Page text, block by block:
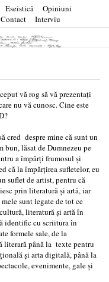
Eseistică
Opiniuni
Contact Interviu
vă rog să vă prezentați
nu vă cunosc. Cine este
cred despre mine că sunt un
bun, lăsat de Dumnezeu pe
a împărți frumosul și
că la împărțirea sufletelor, eu
suflet de artist, pentru că
prin literatură și artă, iar
sunt legate de tot ce
literatură și artă în
identific cu scriitura în
formele sale, de la
literară până la texte pentru
și arta digitală, până la
evenimente, gale și